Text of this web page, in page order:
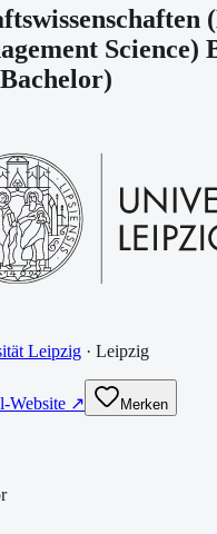
Science)
Bachelor)
Leipzig · Leipzig
Website ↗ Merken